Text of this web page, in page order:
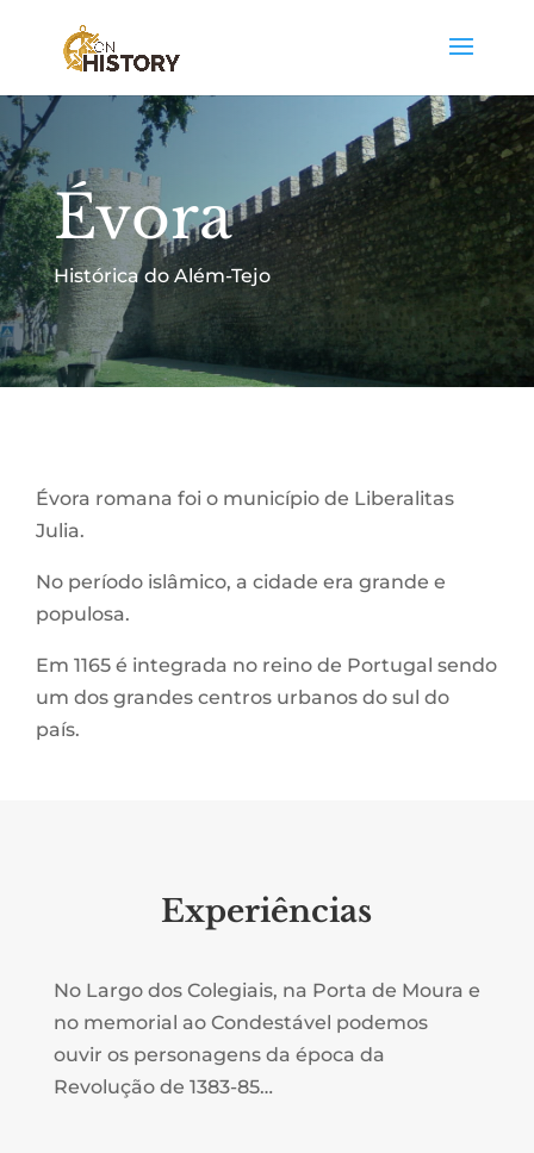
Évora
Histórica do Além-Tejo
Évora romana foi o município de Liberalitas
Julia.
No período islâmico, a cidade era grande e
populosa.
Em 1165 é integrada no reino de Portugal sendo
um dos grandes centros urbanos do sul do
país.
Experiências
No Largo dos Colegiais, na Porta de Moura e
no memorial ao Condestável podemos
ouvir os personagens da época da
Revolução de 1383-85…